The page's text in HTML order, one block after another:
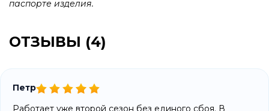
паспорте изделия.
ОТЗЫВЫ (4)
Петр